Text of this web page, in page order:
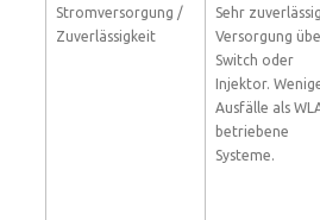
Stromversorgung /
Zuverlässigkeit
Sehr
Versorgung
Switch oder
Injektor.
Ausfälle als
betriebene
Systeme.